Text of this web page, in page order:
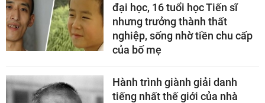
đại học, 16 tuổi học Tiến sĩ
nhưng trưởng thành thất
nghiệp, sống nhờ tiền chu cấp
của bố mẹ
Hành trình giành giải danh
tiếng nhất thế giới của nhà